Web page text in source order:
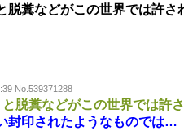
脱糞などがこの世界では許さ
No.539371288
脱糞などがこの世界では許
封印されたようなものでは…